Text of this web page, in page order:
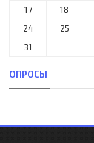
17
18
24
25
31
ОПРОСЫ